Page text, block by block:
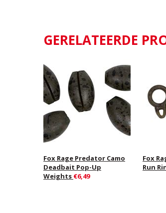
GERELATEERDE
Fox Rage Predator Camo
Deadbait Pop-Up
Weights €6,49
Fox
Run